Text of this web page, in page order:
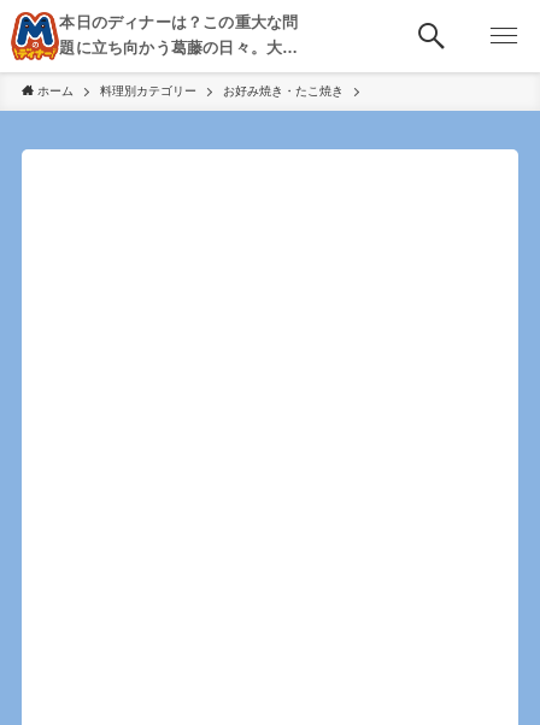
本日のディナーは？この重大な問
題に立ち向かう葛藤の日々。大
阪・京都・神戸を中心とした食べ
歩き、飲み歩きを綴る。
ホーム 料理別カテゴリー お好み焼き・たこ焼き